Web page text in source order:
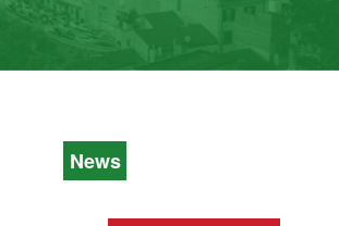
News